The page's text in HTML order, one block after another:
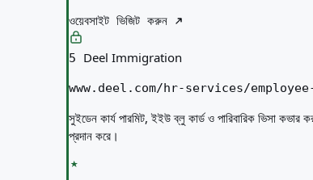
ওয়েবসাইট ভিজিট করুন
5 Deel Immigration
www.deel.com/hr-services/
সুইডেন কার্য পারমিট, ইইউ ব্লু কার্ড ও পারিবারিক ভিসা
প্রদান করে।